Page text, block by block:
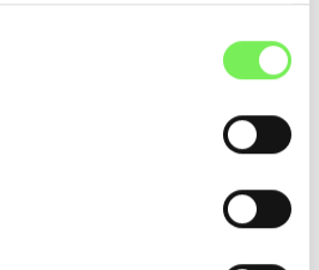
i Monterro og styreleder i
i Telaris, tlf: +47 906 08 972